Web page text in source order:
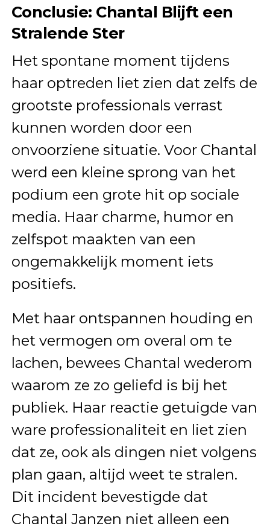
Conclusie: Chantal Blijft een
Stralende Ster
Het spontane moment tijdens
haar optreden liet zien dat zelfs de
grootste professionals verrast
kunnen worden door een
onvoorziene situatie. Voor Chantal
werd een kleine sprong van het
podium een grote hit op sociale
media. Haar charme, humor en
zelfspot maakten van een
ongemakkelijk moment iets
positiefs.
Met haar ontspannen houding en
het vermogen om overal om te
lachen, bewees Chantal wederom
waarom ze zo geliefd is bij het
publiek. Haar reactie getuigde van
ware professionaliteit en liet zien
dat ze, ook als dingen niet volgens
plan gaan, altijd weet te stralen.
Dit incident bevestigde dat
Chantal Janzen niet alleen een